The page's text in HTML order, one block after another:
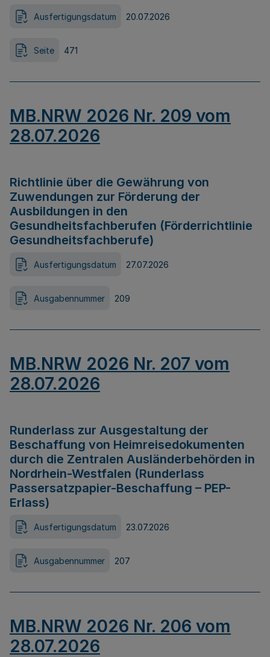
Ausfertigungsdatum 20.07.2026
Seite 471
MB.NRW 2026 Nr. 209 vom
28.07.2026
Richtlinie über die Gewährung von
Zuwendungen zur Förderung der
Ausbildungen in den
Gesundheitsfachberufen (Förderrichtlinie
Gesundheitsfachberufe)
Ausfertigungsdatum 27.07.2026
Ausgabennummer 209
MB.NRW 2026 Nr. 207 vom
28.07.2026
Runderlass zur Ausgestaltung der
Beschaffung von Heimreisedokumenten
durch die Zentralen Ausländerbehörden in
Nordrhein-Westfalen (Runderlass
Passersatzpapier-Beschaffung – PEP-
Erlass)
Ausfertigungsdatum 23.07.2026
Ausgabennummer 207
MB.NRW 2026 Nr. 206 vom
28.07.2026